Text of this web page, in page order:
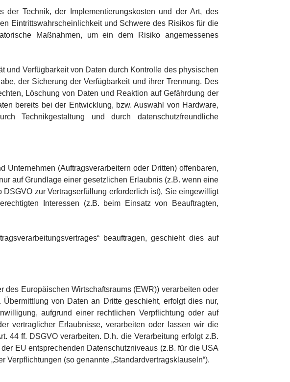
Technik, der Implementierungskosten und der Art, des
Eintrittswahrscheinlichkeit und Schwere des Risikos für die
Maßnahmen, um ein dem Risiko angemessenes
und Verfügbarkeit von Daten durch Kontrolle des physischen
der Sicherung der Verfügbarkeit und ihrer Trennung. Des
Löschung von Daten und Reaktion auf Gefährdung der
bereits bei der Entwicklung, bzw. Auswahl von Hardware,
Technikgestaltung und durch datenschutzfreundliche
(Auftragsverarbeitern oder Dritten) offenbaren,
auf Grundlage einer gesetzlichen Erlaubnis (z.B. wenn eine
zur Vertragserfüllung erforderlich ist), Sie eingewilligt
Interessen (z.B. beim Einsatz von Beauftragten,
beauftragen, geschieht dies auf
Europäischen Wirtschaftsraums (EWR)) verarbeiten oder
von Daten an Dritte geschieht, erfolgt dies nur,
aufgrund einer rechtlichen Verpflichtung oder auf
vertraglicher Erlaubnisse, verarbeiten oder lassen wir die
44 ff. DSGVO verarbeiten. D.h. die Verarbeitung erfolgt z.B.
EU entsprechenden Datenschutzniveaus (z.B. für die USA
(so genannte „Standardvertragsklauseln“).